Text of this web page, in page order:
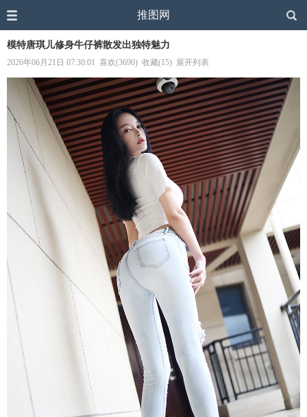
推图网
模特唐琪儿修身牛仔裤散发出独特魅力
2026年06月21日 07:30:01 喜欢(3690) 收藏(15) 展开列表